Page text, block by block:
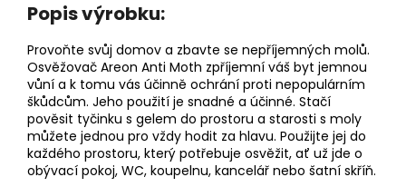
Popis výrobku:
Provoňte svůj domov a zbavte se nepříjemných molů.
Osvěžovač Areon Anti Moth zpříjemní váš byt jemnou
vůní a k tomu vás účinně ochrání proti nepopulárním
škůdcům. Jeho použití je snadné a účinné. Stačí
pověsit tyčinku s gelem do prostoru a starosti s moly
můžete jednou pro vždy hodit za hlavu. Použijte jej do
každého prostoru, který potřebuje osvěžit, ať už jde o
obývací pokoj, WC, koupelnu, kancelář nebo šatní skříň.
BLACK
CRYSTAL
35ML
91
Kč